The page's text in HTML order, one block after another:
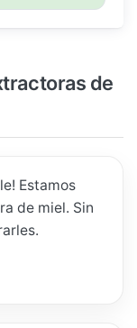
de
Estamos
de miel. Sin